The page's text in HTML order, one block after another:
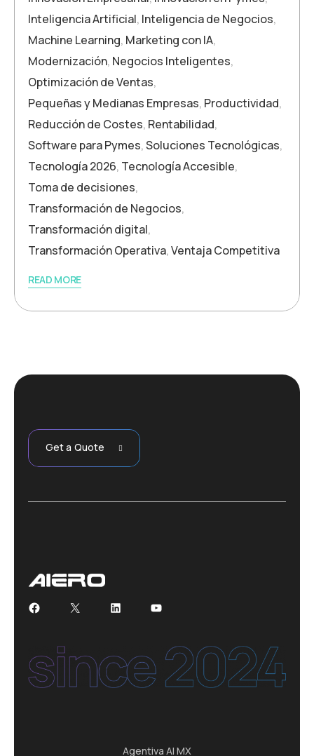
Inteligencia Artificial, Inteligencia de Negocios,
Machine Learning, Marketing con IA,
Modernización, Negocios Inteligentes,
Optimización de Ventas,
Pequeñas y Medianas Empresas, Productividad,
Reducción de Costes, Rentabilidad,
Software para Pymes,Soluciones Tecnológicas,
Tecnología 2026, Tecnología Accesible,
Toma de decisiones,
Transformación de Negocios,
Transformación digital,
Transformación Operativa,Ventaja Competitiva
READ MORE
Get a Quote
Facebook
X LinkedInYouTube
Agentiva AI MX